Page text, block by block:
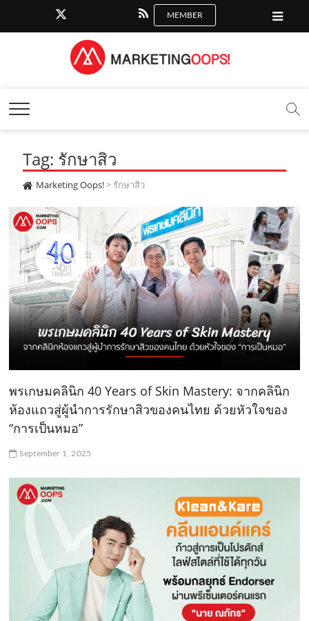
a
b
o
o
k
.
c
o
m
o
b
e
.
c
o
m
x
.
m
i
n
m
e
n
s
g
r
a
.
c
o
m
i
k
k
c
o
m
s
s
Tag: รักษาสิว
Marketing Oops!> รักษาสิว
พรเกษมคลินิก 40 Years of Skin Mastery: จากคลินิก
ห้องแถวสู่ผู้นำการรักษาสิวของคนไทย ด้วยหัวใจของ
“การเป็นหมอ”
September 1, 2025